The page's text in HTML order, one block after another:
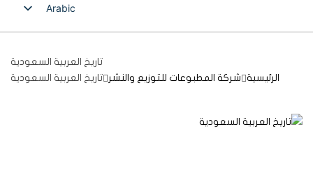
Arabic
English
تاريخ العربية السعودية
الرئيسية شركة المطبوعات للتوزيع والنشر تاريخ العربية السعودية